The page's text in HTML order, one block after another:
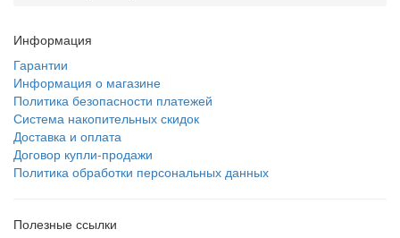
Информация
Гарантии
Информация о магазине
Политика безопасности платежей
Система накопительных скидок
Доставка и оплата
Договор купли-продажи
Политика обработки персональных данных
Полезные ссылки